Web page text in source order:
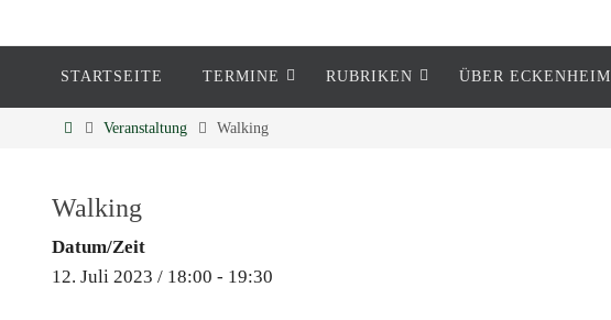
Eckenheim
STARTSEITE TERMINE RUBRIKEN ÜBER ECKENHEIM
Veranstaltung Walking
Walking
Datum/Zeit
12. Juli 2023 / 18:00 - 19:30